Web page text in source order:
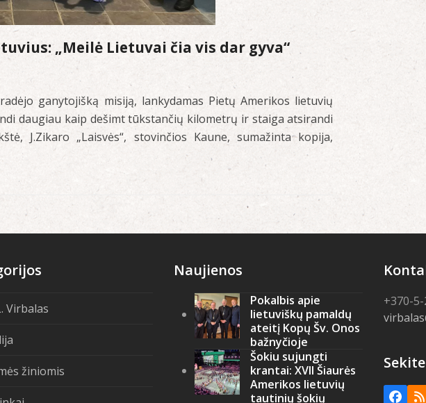
„Meilė Lietuvai čia vis dar gyva“
ganytojišką misiją, lankydamas Pietų Amerikos lietuvių
daugiau kaip dešimt tūkstančių kilometrų ir staiga atsirandi
J.Zikaro „Laisvės“, stovinčios Kaune, sumažinta kopija,
Virbalas
žiniomis
Naujienos
Pokalbis apie
lietuviškų pamaldų
ateitį Kopų Šv. Onos
bažnyčioje
Šokiu sujungti
krantai: XVII Šiaurės
Amerikos lietuvių
tautinių šokių
+370-